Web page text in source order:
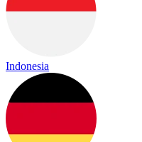
Indonesia